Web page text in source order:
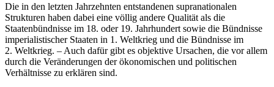
Die in den letzten Jahrzehnten entstandenen supranationalen
Strukturen haben dabei eine völlig andere Qualität als die
Staatenbündnisse im 18. oder 19. Jahrhundert sowie die Bündnisse
imperialistischer Staaten in 1. Weltkrieg und die Bündnisse im
2. Weltkrieg. – Auch dafür gibt es objektive Ursachen, die vor allem
durch die Veränderungen der ökonomischen und politischen
Verhältnisse zu erklären sind.